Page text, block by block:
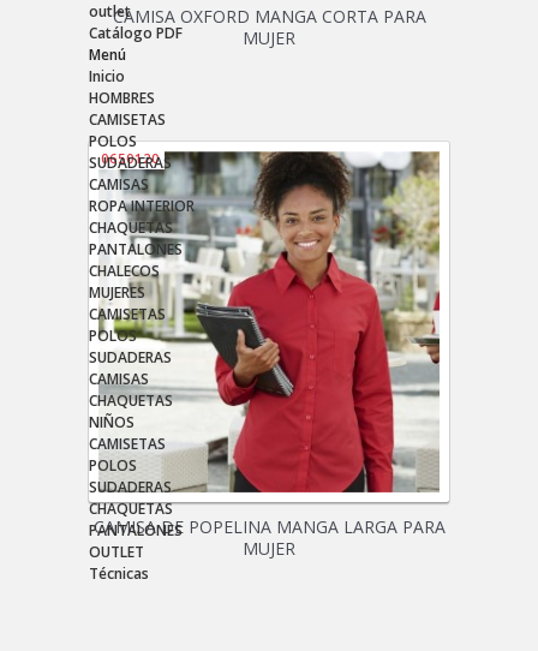
outlet
Catálogo PDF
Menú
Inicio
HOMBRES
CAMISETAS
POLOS
SUDADERAS
CAMISAS
ROPA INTERIOR
CHAQUETAS
PANTALONES
CHALECOS
MUJERES
CAMISETAS
POLOS
SUDADERAS
CAMISAS
CHAQUETAS
NIÑOS
CAMISETAS
POLOS
SUDADERAS
CHAQUETAS
PANTALONES
OUTLET
Técnicas
CAMISA OXFORD MANGA CORTA PARA
MUJER
0650120
CAMISA DE POPELINA MANGA LARGA PARA
MUJER